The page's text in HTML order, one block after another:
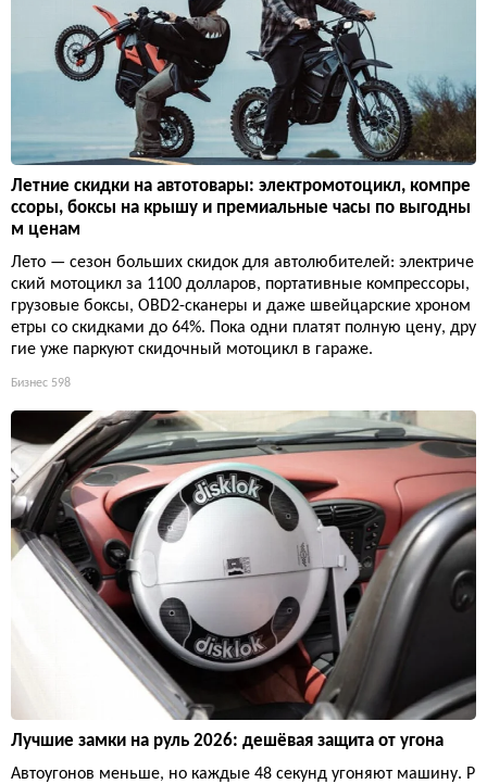
Летние скидки на автотовары: электромотоцикл, компре
ссоры, боксы на крышу и премиальные часы по выгодны
м ценам
Лето — сезон больших скидок для автолюбителей: электриче
ский мотоцикл за 1100 долларов, портативные компрессоры,
грузовые боксы, OBD2-сканеры и даже швейцарские хроном
етры со скидками до 64%. Пока одни платят полную цену, дру
гие уже паркуют скидочный мотоцикл в гараже.
Бизнес 598
Лучшие замки на руль 2026: дешёвая защита от угона
Автоугонов меньше, но каждые 48 секунд угоняют машину. Р